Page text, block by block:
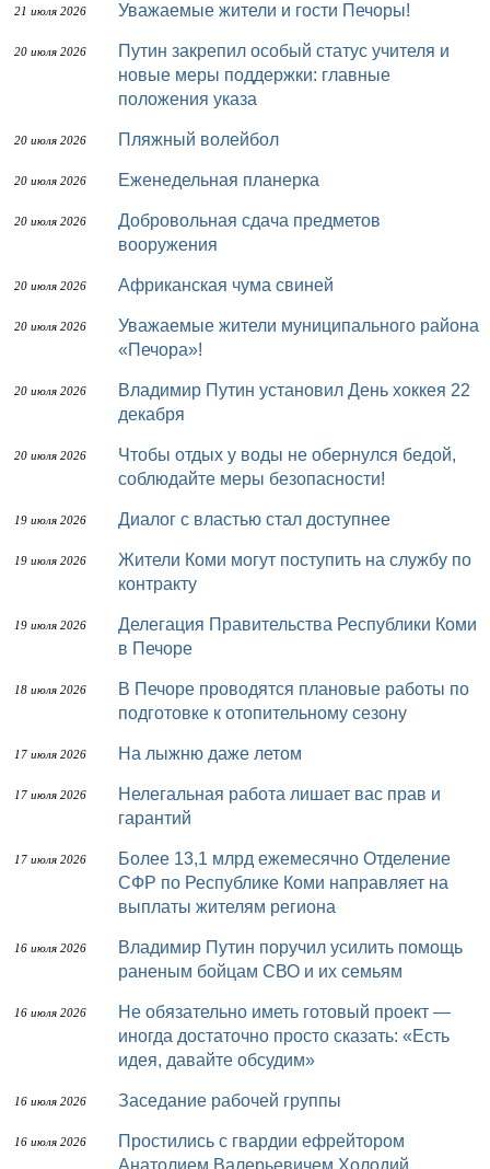
21 июля 2026 Уважаемые жители и гости Печоры!
20 июля 2026
Путин закрепил особый статус учителя и
новые меры поддержки: главные
положения указа
20 июля 2026 Пляжный волейбол
20 июля 2026 Еженедельная планерка
20 июля 2026
Добровольная сдача предметов
вооружения
20 июля 2026 Африканская чума свиней
20 июля 2026
Уважаемые жители муниципального района
«Печора»!
20 июля 2026
Владимир Путин установил День хоккея 22
декабря
20 июля 2026
Чтобы отдых у воды не обернулся бедой,
соблюдайте меры безопасности!
19 июля 2026 Диалог с властью стал доступнее
19 июля 2026
Жители Коми могут поступить на службу по
контракту
19 июля 2026
Делегация Правительства Республики Коми
в Печоре
18 июля 2026
В Печоре проводятся плановые работы по
подготовке к отопительному сезону
17 июля 2026 На лыжню даже летом
17 июля 2026
Нелегальная работа лишает вас прав и
гарантий
17 июля 2026
Более 13,1 млрд ежемесячно Отделение
СФР по Республике Коми направляет на
выплаты жителям региона
16 июля 2026
Владимир Путин поручил усилить помощь
раненым бойцам СВО и их семьям
16 июля 2026
Не обязательно иметь готовый проект —
иногда достаточно просто сказать: «Есть
идея, давайте обсудим»
16 июля 2026 Заседание рабочей группы
16 июля 2026
Простились с гвардии ефрейтором
Анатолием Валерьевичем Холодий